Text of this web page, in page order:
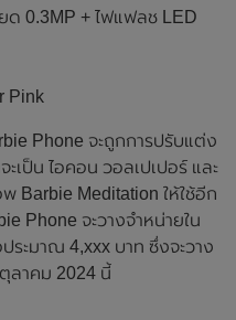
ด 0.3MP + ไฟแฟลช LED
Pink
Phone จะถูกการปรับแต่ง
เป็น ไอคอน วอลเปเปอร์ และ
Barbie Meditation ให้ใช้อีก
Phone จะวางจำหน่ายใน
ระมาณ 4,xxx บาท ซึ่งจะวาง
ลาคม 2024 นี้